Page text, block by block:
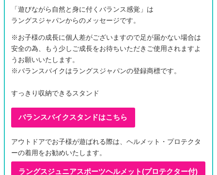
「遊びながら自然と身に付くバランス感覚」は
ラングスジャパンからのメッセージです。
※お子様の成長に個人差がございますので足が届かない場合は
安全の為、もう少しご成長をお待ちいただきご使用されますよ
うお願いいたします。
※バランスバイクはラングスジャパンの登録商標です。
すっきり収納できるスタンド
バランスバイクスタンドはこちら
アウトドアでお子様が遊ばれる際は、ヘルメット・プロテクタ
ーの着用をお勧めいたします。
ラングスジュニアスポーツヘルメット(プロテクター付)